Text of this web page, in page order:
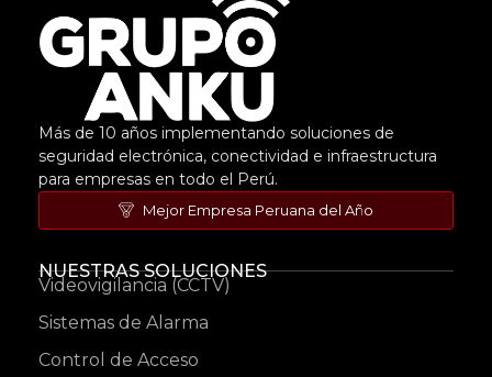
Más de 10 años implementando soluciones de
seguridad electrónica, conectividad e infraestructura
para empresas en todo el Perú.
Mejor Empresa Peruana del Año
NUESTRAS SOLUCIONES
Videovigilancia (CCTV)
Sistemas de Alarma
Control de Acceso